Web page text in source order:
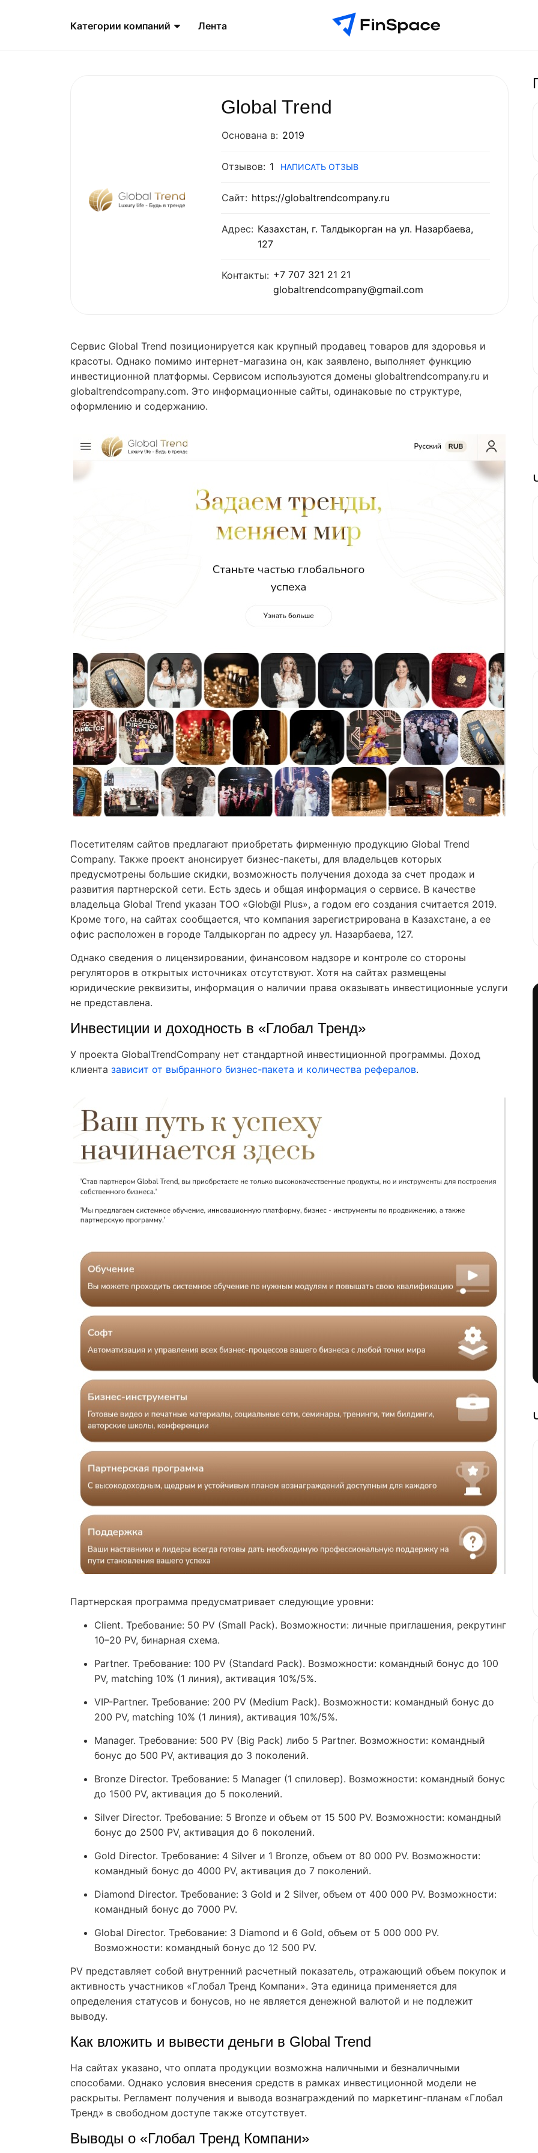
Категории компаний Лента
Global Trend
Основана в: 2019
Отзывов: 1 НАПИСАТЬ ОТЗЫВ
Сайт: https://globaltrendcompany.ru
Адрес: Казахстан, г. Талдыкорган на ул. Назарбаева,
127
Контакты: +7 707 321 21 21
globaltrendcompany@gmail.com
Сервис Global Trend позиционируется как крупный продавец товаров для здоровья и
красоты. Однако помимо интернет-магазина он, как заявлено, выполняет функцию
инвестиционной платформы. Сервисом используются домены globaltrendcompany.ru и
globaltrendcompany.com. Это информационные сайты, одинаковые по структуре,
оформлению и содержанию.
Посетителям сайтов предлагают приобретать фирменную продукцию Global Trend
Company. Также проект анонсирует бизнес-пакеты, для владельцев которых
предусмотрены большие скидки, возможность получения дохода за счет продаж и
развития партнерской сети. Есть здесь и общая информация о сервисе. В качестве
владельца Global Trend указан ТОО «Glob@l Plus», а годом его создания считается 2019.
Кроме того, на сайтах сообщается, что компания зарегистрирована в Казахстане, а ее
офис расположен в городе Талдыкорган по адресу ул. Назарбаева, 127.
Однако сведения о лицензировании, финансовом надзоре и контроле со стороны
регуляторов в открытых источниках отсутствуют. Хотя на сайтах размещены
юридические реквизиты, информация о наличии права оказывать инвестиционные услуги
не представлена.
Инвестиции и доходность в «Глобал Тренд»
У проекта GlobalTrendCompany нет стандартной инвестиционной программы. Доход
клиента зависит от выбранного бизнес-пакета и количества рефералов.
Партнерская программа предусматривает следующие уровни:
Client. Требование: 50 PV (Small Pack). Возможности: личные приглашения, рекрутинг
10–20 PV, бинарная схема.
Partner. Требование: 100 PV (Standard Pack). Возможности: командный бонус до 100
PV, matching 10% (1 линия), активация 10%/5%.
VIP-Partner. Требование: 200 PV (Medium Pack). Возможности: командный бонус до
200 PV, matching 10% (1 линия), активация 10%/5%.
Manager. Требование: 500 PV (Big Pack) либо 5 Partner. Возможности: командный
бонус до 500 PV, активация до 3 поколений.
Bronze Director. Требование: 5 Manager (1 спиловер). Возможности: командный бонус
до 1500 PV, активация до 5 поколений.
Silver Director. Требование: 5 Bronze и объем от 15 500 PV. Возможности: командный
бонус до 2500 PV, активация до 6 поколений.
Gold Director. Требование: 4 Silver и 1 Bronze, объем от 80 000 PV. Возможности:
командный бонус до 4000 PV, активация до 7 поколений.
Diamond Director. Требование: 3 Gold и 2 Silver, объем от 400 000 PV. Возможности:
командный бонус до 7000 PV.
Global Director. Требование: 3 Diamond и 6 Gold, объем от 5 000 000 PV.
Возможности: командный бонус до 12 500 PV.
PV представляет собой внутренний расчетный показатель, отражающий объем покупок и
активность участников «Глобал Тренд Компани». Эта единица применяется для
определения статусов и бонусов, но не является денежной валютой и не подлежит
выводу.
Как вложить и вывести деньги в Global Trend
На сайтах указано, что оплата продукции возможна наличными и безналичными
способами. Однако условия внесения средств в рамках инвестиционной модели не
раскрыты. Регламент получения и вывода вознаграждений по маркетинг-планам «Глобал
Тренд» в свободном доступе также отсутствует.
Выводы о «Глобал Тренд Компани»